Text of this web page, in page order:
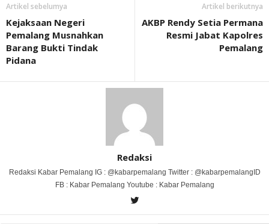
Artikel sebelumya
Kejaksaan Negeri
Pemalang Musnahkan
Barang Bukti Tindak
Pidana
Artikel berikutnya
AKBP Rendy Setia Permana
Resmi Jabat Kapolres
Pemalang
Redaksi
Redaksi Kabar Pemalang IG : @kabarpemalang Twitter : @kabarpemalangID
FB : Kabar Pemalang Youtube : Kabar Pemalang